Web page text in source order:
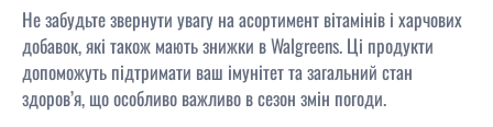
Не забудьте звернути увагу на асортимент вітамінів і харчових
добавок, які також мають знижки в Walgreens. Ці продукти
допоможуть підтримати ваш імунітет та загальний стан
здоров’я, що особливо важливо в сезон змін погоди.